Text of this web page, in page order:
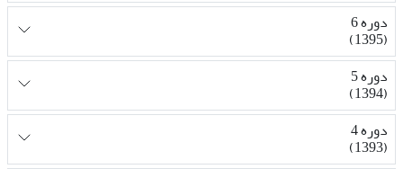
دوره 6
(1395)
دوره 5
(1394)
دوره 4
(1393)